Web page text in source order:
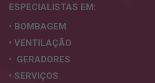
ESPECIALISTAS EM:
• BOMBAGEM
• VENTILAÇÃO
• GERADORES
• SERVIÇOS